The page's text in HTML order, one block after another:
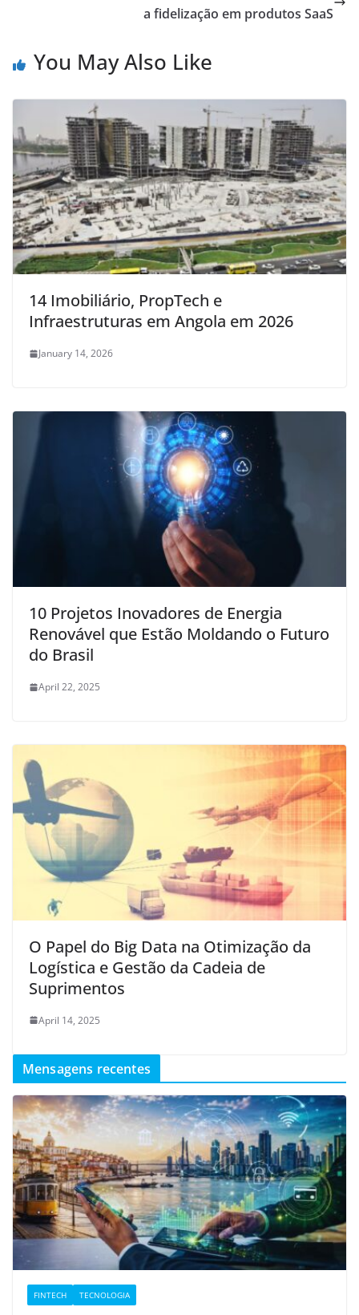
a fidelização em produtos SaaS
You May Also Like
14 Imobiliário, PropTech e
Infraestruturas em Angola em 2026
January 14, 2026
10 Projetos Inovadores de Energia
Renovável que Estão Moldando o Futuro
do Brasil
April 22, 2025
O Papel do Big Data na Otimização da
Logística e Gestão da Cadeia de
Suprimentos
April 14, 2025
Mensagens recentes
FINTECH TECNOLOGIA